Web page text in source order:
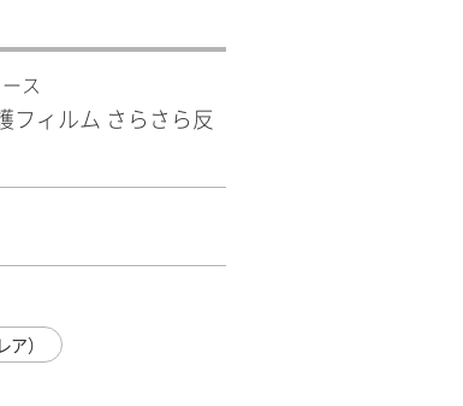
ス
フィルム さらさら反
）